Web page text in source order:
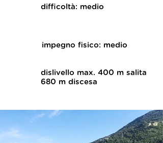
difficoltà: medio
impegno fisico: medio
dislivello max. 400 m salita
680 m discesa